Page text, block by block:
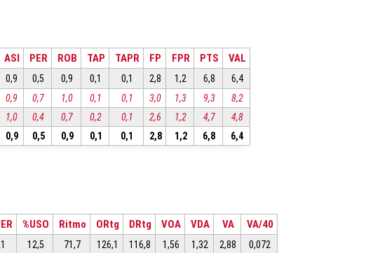
ASI PER ROB TAP TAPR FP FPR PTS VAL
0,9 0,5 0,9 0,1 0,1 2,8 1,2 6,8
6,4
0,9 0,7 1,0 0,1 0,1 3,0 1,3 9,3
8,2
1,0 0,4 0,7 0,2 0,1 2,6 1,2 4,7
4,8
0,9 0,5 0,9 0,1 0,1 2,8 1,2 6,8 6,4
%USO Ritmo ORtg DRtg VOA VDA VA VA/40
12,5 71,7 126,1 116,8 1,56 1,32 2,88
0,072